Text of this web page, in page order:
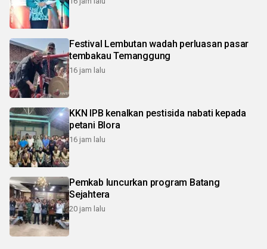
Festival Lembutan wadah perluasan pasar
tembakau Temanggung
16 jam lalu
KKN IPB kenalkan pestisida nabati kepada
petani Blora
16 jam lalu
Pemkab luncurkan program Batang
Sejahtera
20 jam lalu